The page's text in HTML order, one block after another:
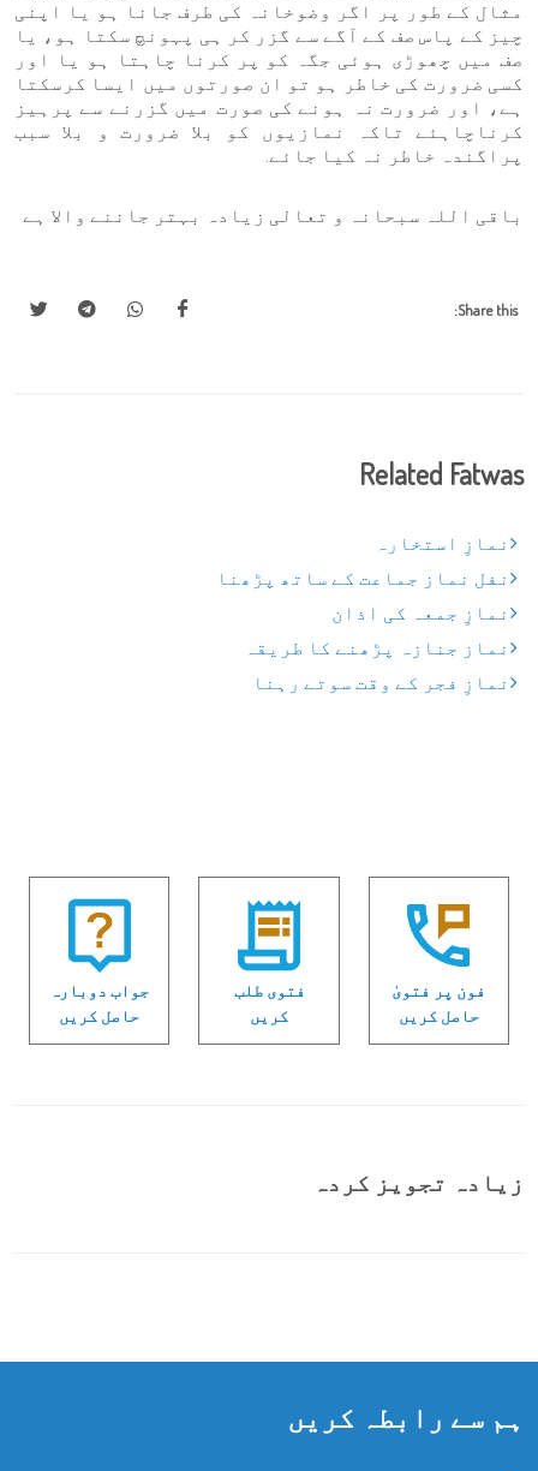
مثال کے طور پر اگر وضوخانہ کی طرف جانا ہو یا اپنی
چیز کے پاس صف کے آگے سے گزر کر ہی پہونچ سکتا ہو، یا
صف میں چھوڑی ہوئی جگہ کو پر کرنا چاہتا ہو یا اور
کسی ضرورت کی خاطر ہو تو ان صورتوں میں ایسا کرسکتا
ہے، اور ضرورت نہ ہونے کی صورت میں گزرنے سے پرہیز
کرناچاہئے تاکہ نمازیوں کو بلا ضرورت و بلا سبب
پراگندہ خاطر نہ کیا جائے.
باقی اللہ سبحانہ و تعالی زیادہ بہتر جاننے والا ہے
Share this:
Related Fatwas
نمازِ استخارہ
نفل نماز جماعت کے ساتھ پڑھنا
نمازِ جمعہ کی اذان
نماز جنازہ پڑھنے کا طریقہ
نمازِ فجر کے وقت سوتے رہنا
فون پر فتویٰ
حاصل کریں
فتوی طلب
کریں
جواب دوبارہ
حاصل کریں
زیادہ تجویز کردہ
ہم سے رابطہ کریں